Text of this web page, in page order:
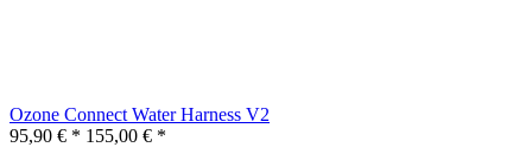
Ozone Connect Water Harness V2
95,90 € * 155,00 € *